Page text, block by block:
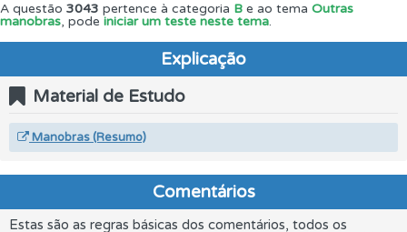
A questão 3043 pertence à categoria B e ao tema Outras
manobras, pode iniciar um teste neste tema.
Explicação
Material de Estudo
Manobras (Resumo)
Comentários
Estas são as regras básicas dos comentários, todos os